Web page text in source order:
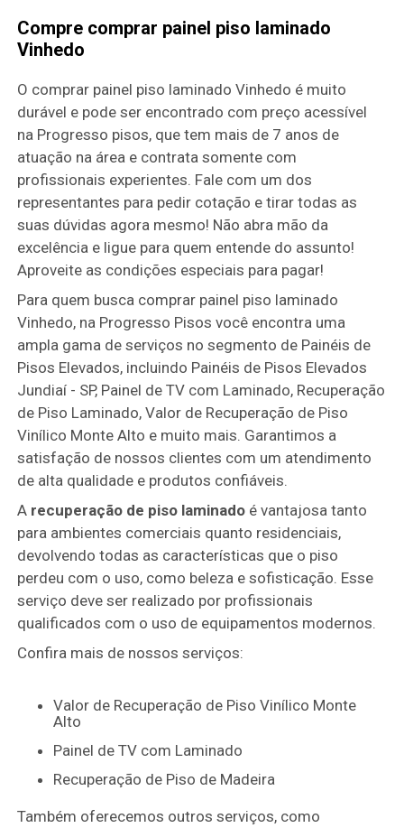
Compre comprar painel piso laminado
Vinhedo
O comprar painel piso laminado Vinhedo é muito
durável e pode ser encontrado com preço acessível
na Progresso pisos, que tem mais de 7 anos de
atuação na área e contrata somente com
profissionais experientes. Fale com um dos
representantes para pedir cotação e tirar todas as
suas dúvidas agora mesmo! Não abra mão da
excelência e ligue para quem entende do assunto!
Aproveite as condições especiais para pagar!
Para quem busca comprar painel piso laminado
Vinhedo, na Progresso Pisos você encontra uma
ampla gama de serviços no segmento de Painéis de
Pisos Elevados, incluindo Painéis de Pisos Elevados
Jundiaí - SP, Painel de TV com Laminado, Recuperação
de Piso Laminado, Valor de Recuperação de Piso
Vinílico Monte Alto e muito mais. Garantimos a
satisfação de nossos clientes com um atendimento
de alta qualidade e produtos confiáveis.
A recuperação de piso laminado é vantajosa tanto
para ambientes comerciais quanto residenciais,
devolvendo todas as características que o piso
perdeu com o uso, como beleza e sofisticação. Esse
serviço deve ser realizado por profissionais
qualificados com o uso de equipamentos modernos.
Confira mais de nossos serviços:
Valor de Recuperação de Piso Vinílico Monte
Alto
Painel de TV com Laminado
Recuperação de Piso de Madeira
Também oferecemos outros serviços, como